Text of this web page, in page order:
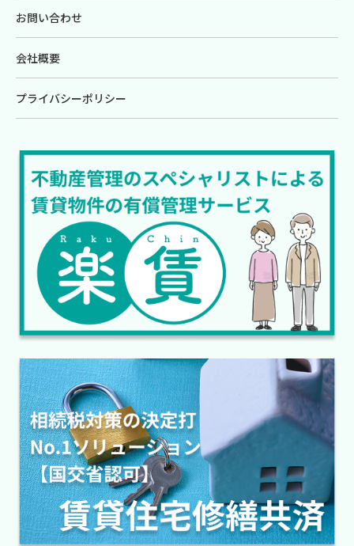
お問い合わせ
会社概要
プライバシーポリシー